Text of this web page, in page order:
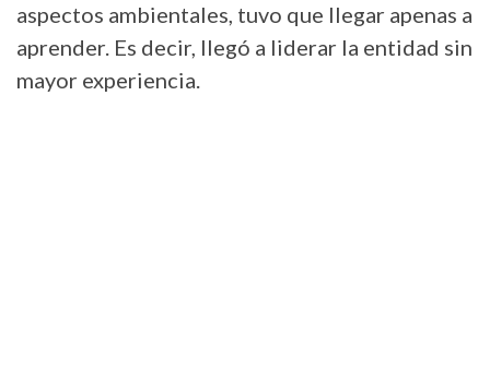
aspectos ambientales, tuvo que llegar apenas a
aprender. Es decir, llegó a liderar la entidad sin
mayor experiencia.